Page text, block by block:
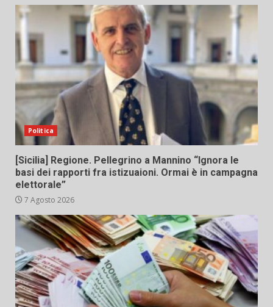
Politica
[Sicilia] Regione. Pellegrino a Mannino “Ignora le
basi dei rapporti fra istizuaioni. Ormai è in campagna
elettorale”
7 Agosto 2026